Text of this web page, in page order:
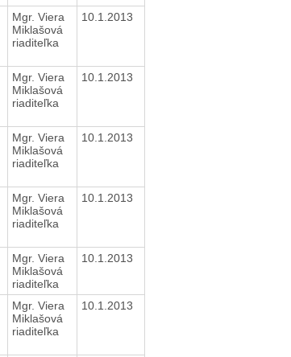
Mgr. Viera
Miklašová
riaditeľka
10.1.2013
Mgr. Viera
Miklašová
riaditeľka
10.1.2013
Mgr. Viera
Miklašová
riaditeľka
10.1.2013
Mgr. Viera
Miklašová
riaditeľka
10.1.2013
Mgr. Viera
Miklašová
riaditeľka
10.1.2013
Mgr. Viera
Miklašová
riaditeľka
10.1.2013